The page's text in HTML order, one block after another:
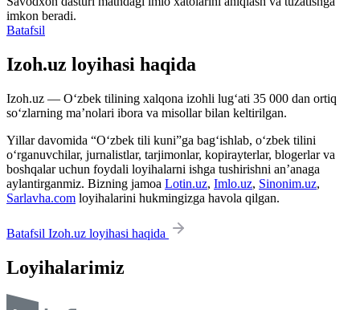
imkon beradi.
Batafsil
Izoh.uz loyihasi haqida
Izoh.uz — O‘zbek tilining xalqona izohli lug‘ati 35 000 dan ortiq
so‘zlarning ma’nolari ibora va misollar bilan keltirilgan.
Yillar davomida “O‘zbek tili kuni”ga bag‘ishlab, o‘zbek tilini
o‘rganuvchilar, jurnalistlar, tarjimonlar, kopirayterlar, blogerlar va
boshqalar uchun foydali loyihalarni ishga tushirishni an’anaga
aylantirganmiz. Bizning jamoa Lotin.uz, Imlo.uz, Sinonim.uz,
Sarlavha.com loyihalarini hukmingizga havola qilgan.
Batafsil Izoh.uz loyihasi haqida
Loyihalarimiz